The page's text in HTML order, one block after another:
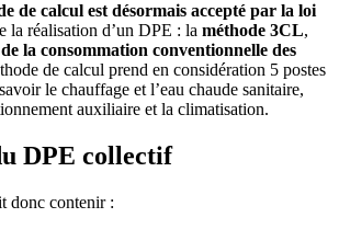
de calcul est désormais accepté par la loi
la réalisation d’un DPE : la méthode 3CL,
la consommation conventionnelle des
de calcul prend en considération 5 postes
le chauffage et l’eau chaude sanitaire,
auxiliaire et la climatisation.
DPE collectif
donc contenir :